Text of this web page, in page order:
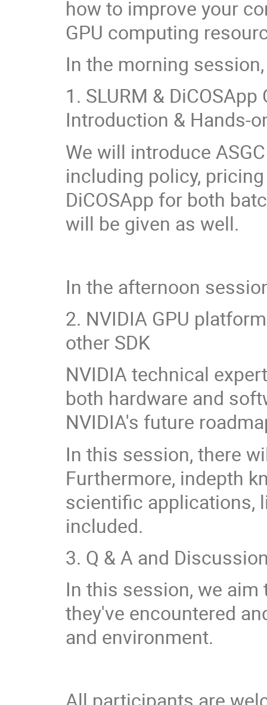
how to improve your
GPU computing
In the morning
1. SLURM &
Introduction & Hands-
We will introduce
including policy,
DiCOSApp for both
will be given as well.
In the afternoon
2. NVIDIA GPU
other SDK
NVIDIA technical
both hardware and
NVIDIA's future
In this session, there
Furthermore, indepth
scientific applications,
included.
3. Q & A and
In this session, we
they've encountered
and environment.